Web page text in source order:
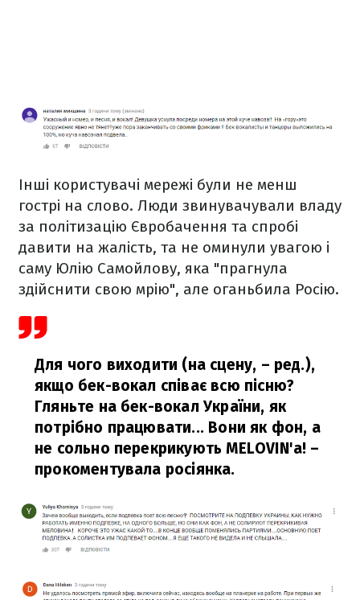
Інші користувачі мережі були не менш
гострі на слово. Люди звинувачували владу
за політизацію Євробачення та спробі
давити на жалість, та не оминули увагою і
саму Юлію Самойлову, яка "прагнула
здійснити свою мрію", але оганьбила Росію.
Для чого виходити (на сцену, – ред.),
якщо бек-вокал співає всю пісню?
Гляньте на бек-вокал України, як
потрібно працювати... Вони як фон, а
не сольно перекрикують MELOVIN'a! –
прокоментувала росіянка.